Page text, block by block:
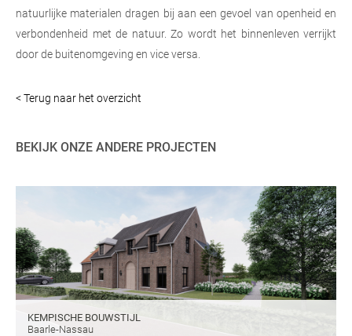
natuurlijke materialen dragen bij aan een gevoel van openheid en
verbondenheid met de natuur. Zo wordt het binnenleven verrijkt
door de buitenomgeving en vice versa.
< Terug naar het overzicht
BEKIJK ONZE ANDERE PROJECTEN
KEMPISCHE BOUWSTIJL
Baarle-Nassau